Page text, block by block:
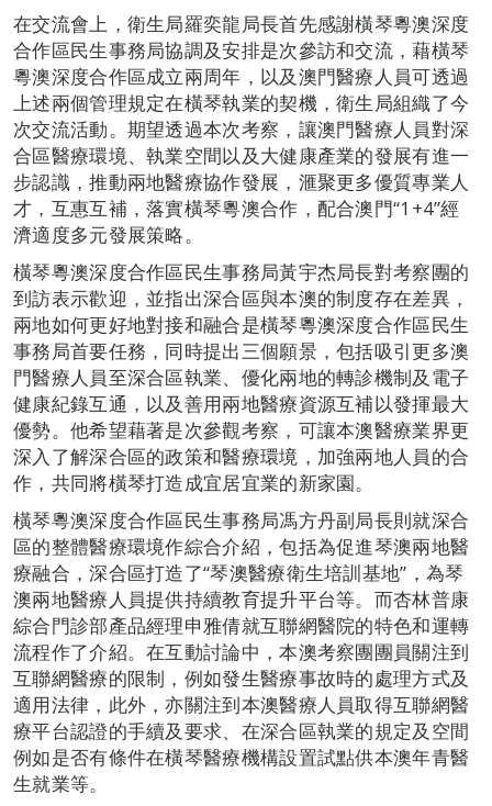
在交流會上，衛生局羅奕龍局長首先感謝橫琴粵澳深度
合作區民生事務局協調及安排是次參訪和交流，藉橫琴
粵澳深度合作區成立兩周年，以及澳門醫療人員可透過
上述兩個管理規定在橫琴執業的契機，衛生局組織了今
次交流活動。期望透過本次考察，讓澳門醫療人員對深
合區醫療環境、執業空間以及大健康產業的發展有進一
步認識，推動兩地醫療協作發展，滙聚更多優質專業人
才，互惠互補，落實橫琴粵澳合作，配合澳門“1+4”經
濟適度多元發展策略。
橫琴粵澳深度合作區民生事務局黃宇杰局長對考察團的
到訪表示歡迎，並指出深合區與本澳的制度存在差異，
兩地如何更好地對接和融合是橫琴粵澳深度合作區民生
事務局首要任務，同時提出三個願景，包括吸引更多澳
門醫療人員至深合區執業、優化兩地的轉診機制及電子
健康紀錄互通，以及善用兩地醫療資源互補以發揮最大
優勢。他希望藉著是次參觀考察，可讓本澳醫療業界更
深入了解深合區的政策和醫療環境，加強兩地人員的合
作，共同將橫琴打造成宜居宜業的新家園。
橫琴粵澳深度合作區民生事務局馮方丹副局長則就深合
區的整體醫療環境作綜合介紹，包括為促進琴澳兩地醫
療融合，深合區打造了“琴澳醫療衛生培訓基地”，為琴
澳兩地醫療人員提供持續教育提升平台等。而杏林普康
綜合門診部產品經理申雅倩就互聯網醫院的特色和運轉
流程作了介紹。在互動討論中，本澳考察團團員關注到
互聯網醫療的限制，例如發生醫療事故時的處理方式及
適用法律，此外，亦關注到本澳醫療人員取得互聯網醫
療平台認證的手續及要求、在深合區執業的規定及空間
例如是否有條件在橫琴醫療機構設置試點供本澳年青醫
生就業等。